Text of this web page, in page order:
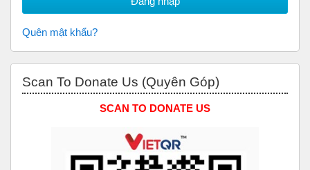
Quên mật khẩu?
Scan To Donate Us (Quyên Góp)
SCAN TO DONATE US